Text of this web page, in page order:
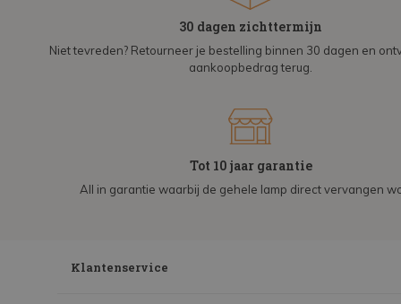
30 dagen zichttermijn
Niet tevreden? Retourneer je bestelling binnen 30 dagen en
aankoopbedrag terug.
Tot 10 jaar garantie
All in garantie waarbij de gehele lamp direct vervangen
Klantenservice